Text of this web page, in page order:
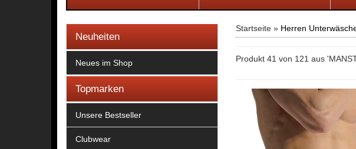
Neuheiten
Neues im Shop
Topmarken
Unsere Bestseller
Clubwear
Startseite » Herren
Produkt 41 von 121 aus